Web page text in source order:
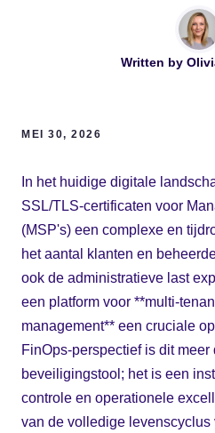
Written by
MEI 30, 2026
In het huidige digitale
SSL/TLS-certificaten voor
(MSP's) een complexe en
het aantal klanten en
ook de administratieve last
een platform voor **multi-
management** een cruciale
FinOps-perspectief is dit meer
beveiligingstool; het is een
controle en operationele
van de volledige levenscyclus